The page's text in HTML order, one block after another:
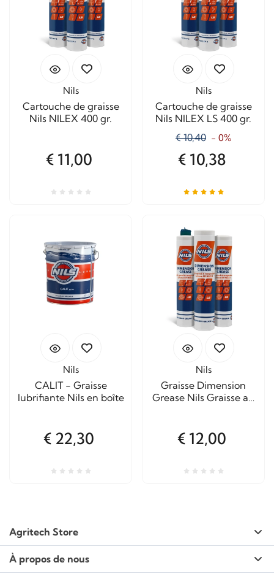
Nils
Cartouche de graisse
Nils NILEX 400 gr.
€ 11,00
Nils
Cartouche de graisse
Nils NILEX LS 400 gr.
€ 10,40 - 0%
€ 10,38
Nils
CALIT - Graisse
lubrifiante Nils en boîte
€ 22,30
Nils
Graisse Dimension
Grease Nils Graisse au
€ 12,00
Agritech Store
À propos de nous